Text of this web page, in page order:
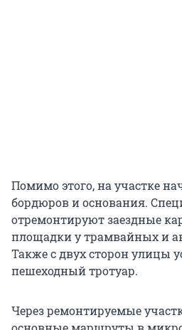
Помимо этого, на участке
бордюров и основания.
отремонтируют заездные
площадки у трамвайных и
Также с двух сторон улицы
пешеходный тротуар.
Через ремонтируемые